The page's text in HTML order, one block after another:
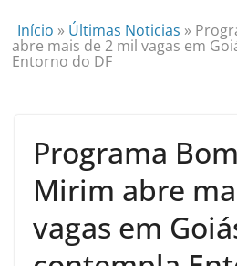
Início » Últimas Noticias »
abre mais de 2 mil vagas em
Entorno do DF
Programa
Mirim abre
vagas em